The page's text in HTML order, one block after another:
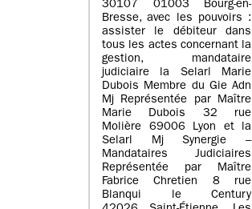
30107 01003 Bourg-en-
Bresse, avec les pouvoirs :
assister le débiteur dans
tous les actes concernant la
gestion, mandataire
judiciaire la Selarl Marie
Dubois Membre du Gie Adn
Mj Représentée par Maître
Marie Dubois 32 rue
Molière 69006 Lyon et la
Selarl Mj Synergie –
Mandataires Judiciaires
Représentée par Maître
Fabrice Chretien 8 rue
Blanqui le Century